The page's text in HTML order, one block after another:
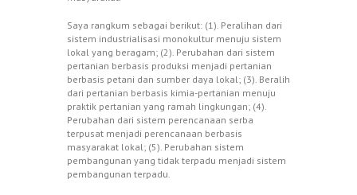
Saya rangkum sebagai berikut: (1). Peralihan dari
sistem industrialisasi monokultur menuju sistem
lokal yang beragam; (2). Perubahan dari sistem
pertanian berbasis produksi menjadi pertanian
berbasis petani dan sumber daya lokal; (3). Beralih
dari pertanian berbasis kimia-pertanian menuju
praktik pertanian yang ramah lingkungan; (4).
Perubahan dari sistem perencanaan serba
terpusat menjadi perencanaan berbasis
masyarakat lokal; (5). Perubahan sistem
pembangunan yang tidak terpadu menjadi sistem
pembangunan terpadu.